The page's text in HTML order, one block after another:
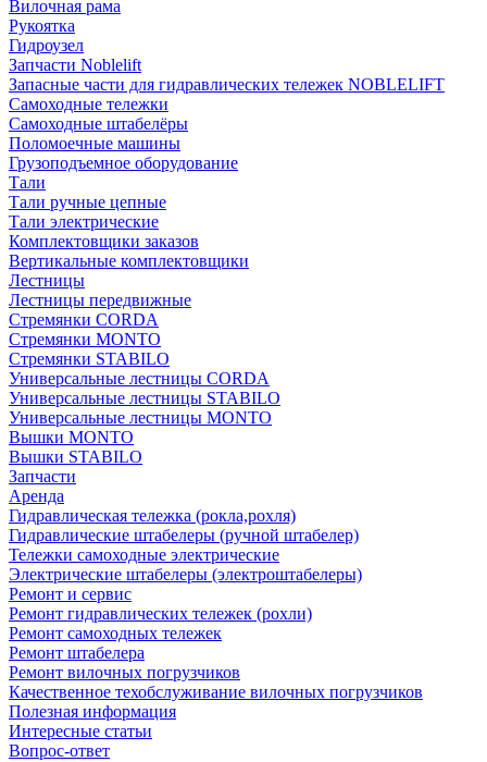
Вилочная рама
Рукоятка
Гидроузел
Запчасти Noblelift
Запасные части для гидравлических тележек NOBLELIFT
Самоходные тележки
Самоходные штабелёры
Поломоечные машины
Грузоподъемное оборудование
Тали
Тали ручные цепные
Тали электрические
Комплектовщики заказов
Вертикальные комплектовщики
Лестницы
Лестницы передвижные
Стремянки CORDA
Стремянки MONTO
Стремянки STABILO
Универсальные лестницы CORDA
Универсальные лестницы STABILO
Универсальные лестницы MONTO
Вышки MONTO
Вышки STABILO
Запчасти
Аренда
Гидравлическая тележка (рокла,рохля)
Гидравлические штабелеры (ручной штабелер)
Тележки самоходные электрические
Электрические штабелеры (электроштабелеры)
Ремонт и сервис
Ремонт гидравлических тележек (рохли)
Ремонт самоходных тележек
Ремонт штабелера
Ремонт вилочных погрузчиков
Качественное техобслуживание вилочных погрузчиков
Полезная информация
Интересные статьи
Вопрос-ответ